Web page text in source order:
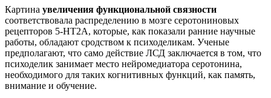
Картина увеличения функциональной связности
соответствовала распределению в мозге серотониновых
рецепторов 5-HT2A, которые, как показали ранние научные
работы, обладают сродством к психоделикам. Ученые
предполагают, что само действие ЛСД заключается в том, что
психоделик занимает место нейромедиатора серотонина,
необходимого для таких когнитивных функций, как память,
внимание и обучение.